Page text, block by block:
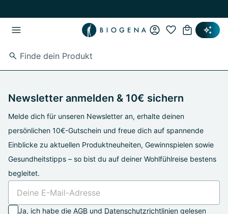
Newsletter anmelden & 10€ sichern
Melde dich für unseren Newsletter an, erhalte deinen
persönlichen 10€-Gutschein und freue dich auf spannende
Einblicke zu aktuellen Produktneuheiten, Gewinnspielen sowie
Gesundheitstipps – so bist du auf deiner Wohlfühlreise bestens
begleitet.
Ja, ich habe die AGB und Datenschutzrichtlinien gelesen